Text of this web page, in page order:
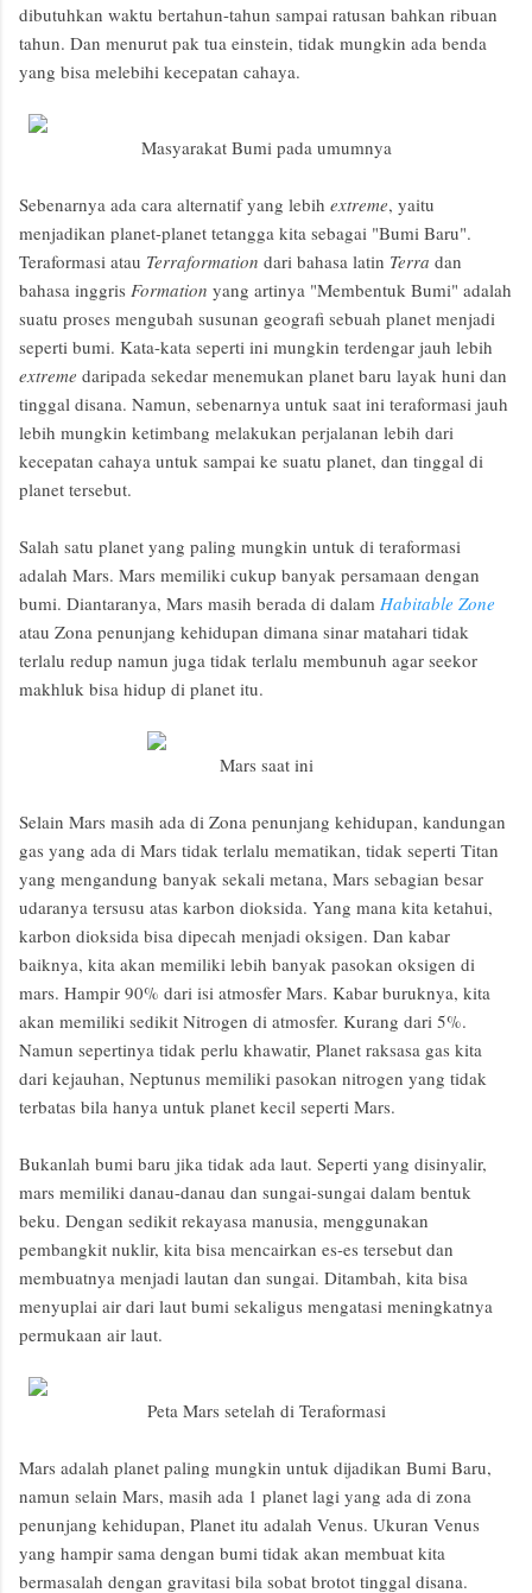
dibutuhkan waktu bertahun-tahun sampai ratusan bahkan ribuan
tahun. Dan menurut pak tua einstein, tidak mungkin ada benda
yang bisa melebihi kecepatan cahaya.
Masyarakat Bumi pada umumnya
Sebenarnya ada cara alternatif yang lebih extreme, yaitu
menjadikan planet-planet tetangga kita sebagai "Bumi Baru".
Teraformasi atau Terraformation dari bahasa latin Terra dan
bahasa inggris Formation yang artinya "Membentuk Bumi" adalah
suatu proses mengubah susunan geografi sebuah planet menjadi
seperti bumi. Kata-kata seperti ini mungkin terdengar jauh lebih
extreme daripada sekedar menemukan planet baru layak huni dan
tinggal disana. Namun, sebenarnya untuk saat ini teraformasi jauh
lebih mungkin ketimbang melakukan perjalanan lebih dari
kecepatan cahaya untuk sampai ke suatu planet, dan tinggal di
planet tersebut.
Salah satu planet yang paling mungkin untuk di teraformasi
adalah Mars. Mars memiliki cukup banyak persamaan dengan
bumi. Diantaranya, Mars masih berada di dalam Habitable Zone
atau Zona penunjang kehidupan dimana sinar matahari tidak
terlalu redup namun juga tidak terlalu membunuh agar seekor
makhluk bisa hidup di planet itu.
Mars saat ini
Selain Mars masih ada di Zona penunjang kehidupan, kandungan
gas yang ada di Mars tidak terlalu mematikan, tidak seperti Titan
yang mengandung banyak sekali metana, Mars sebagian besar
udaranya tersusu atas karbon dioksida. Yang mana kita ketahui,
karbon dioksida bisa dipecah menjadi oksigen. Dan kabar
baiknya, kita akan memiliki lebih banyak pasokan oksigen di
mars. Hampir 90% dari isi atmosfer Mars. Kabar buruknya, kita
akan memiliki sedikit Nitrogen di atmosfer. Kurang dari 5%.
Namun sepertinya tidak perlu khawatir, Planet raksasa gas kita
dari kejauhan, Neptunus memiliki pasokan nitrogen yang tidak
terbatas bila hanya untuk planet kecil seperti Mars.
Bukanlah bumi baru jika tidak ada laut. Seperti yang disinyalir,
mars memiliki danau-danau dan sungai-sungai dalam bentuk
beku. Dengan sedikit rekayasa manusia, menggunakan
pembangkit nuklir, kita bisa mencairkan es-es tersebut dan
membuatnya menjadi lautan dan sungai. Ditambah, kita bisa
menyuplai air dari laut bumi sekaligus mengatasi meningkatnya
permukaan air laut.
Peta Mars setelah di Teraformasi
Mars adalah planet paling mungkin untuk dijadikan Bumi Baru,
namun selain Mars, masih ada 1 planet lagi yang ada di zona
penunjang kehidupan, Planet itu adalah Venus. Ukuran Venus
yang hampir sama dengan bumi tidak akan membuat kita
bermasalah dengan gravitasi bila sobat brotot tinggal disana.